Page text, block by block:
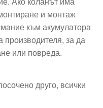
и монтаж
към акумулатора
производителя, за да
или повреда.
друго, всички